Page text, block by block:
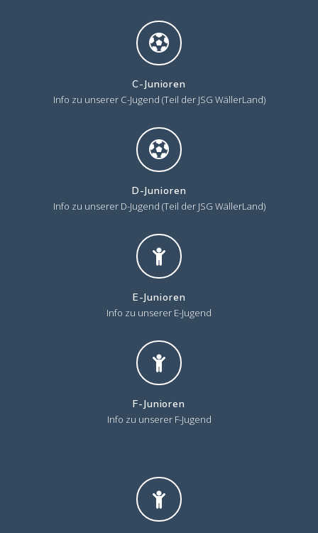
C-Junioren
Info zu unserer C-Jugend (Teil der JSG WällerLand)
D-Junioren
Info zu unserer D-Jugend (Teil der JSG WällerLand)
E-Junioren
Info zu unserer E-Jugend
F-Junioren
Info zu unserer F-Jugend